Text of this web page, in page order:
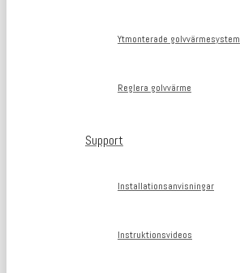
Ytmonterade golvvärmesystem
Reglera golvvärme
Support
Installationsanvisningar
Instruktionsvideos